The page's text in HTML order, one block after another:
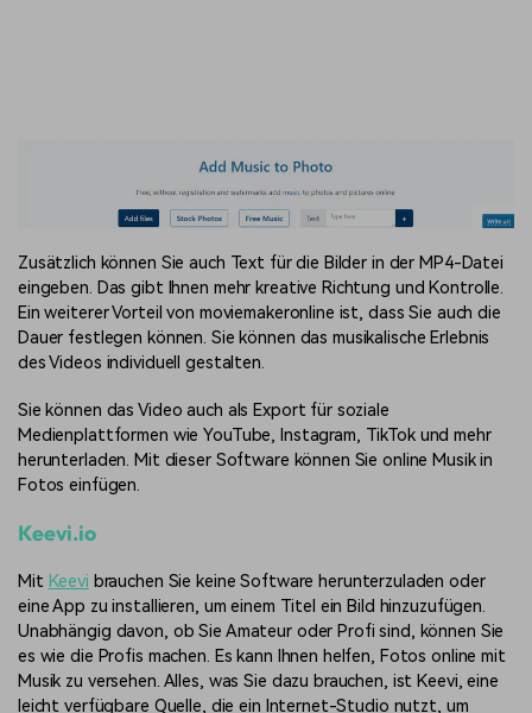
Zusätzlich können Sie auch Text für die Bilder in der MP4-Datei
eingeben. Das gibt Ihnen mehr kreative Richtung und Kontrolle.
Ein weiterer Vorteil von moviemakeronline ist, dass Sie auch die
Dauer festlegen können. Sie können das musikalische Erlebnis
des Videos individuell gestalten.
Sie können das Video auch als Export für soziale
Medienplattformen wie YouTube, Instagram, TikTok und mehr
herunterladen. Mit dieser Software können Sie online Musik in
Fotos einfügen.
Keevi.io
Mit Keevi brauchen Sie keine Software herunterzuladen oder
eine App zu installieren, um einem Titel ein Bild hinzuzufügen.
Unabhängig davon, ob Sie Amateur oder Profi sind, können Sie
es wie die Profis machen. Es kann Ihnen helfen, Fotos online mit
Musik zu versehen. Alles, was Sie dazu brauchen, ist Keevi, eine
leicht verfügbare Quelle, die ein Internet-Studio nutzt, um